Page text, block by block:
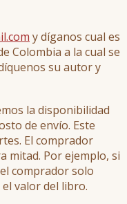
y díganos cual es
Colombia a la cual se
su autor y
la disponibilidad
de envío. Este
El comprador
mitad. Por ejemplo, si
comprador solo
valor del libro.